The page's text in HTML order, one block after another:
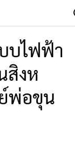
บไฟฟ้า
สิงห
พ่อขุน